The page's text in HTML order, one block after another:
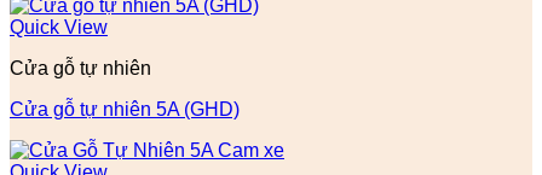
Quick View
Cửa gỗ tự nhiên
Cửa gỗ tự nhiên 5A (GHD)